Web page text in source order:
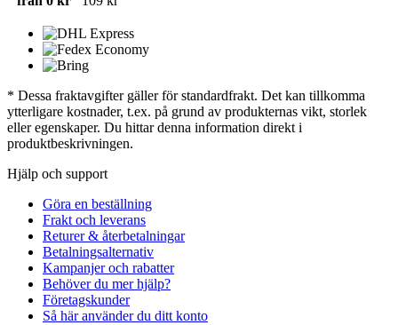
* Dessa fraktavgifter gäller för standardfrakt. Det kan tillkomma
ytterligare kostnader, t.ex. på grund av produkternas vikt, storlek
eller egenskaper. Du hittar denna information direkt i
produktbeskrivningen.
Hjälp och support
Göra en beställning
Frakt och leverans
Returer & återbetalningar
Betalningsalternativ
Kampanjer och rabatter
Behöver du mer hjälp?
Företagskunder
Så här använder du ditt konto